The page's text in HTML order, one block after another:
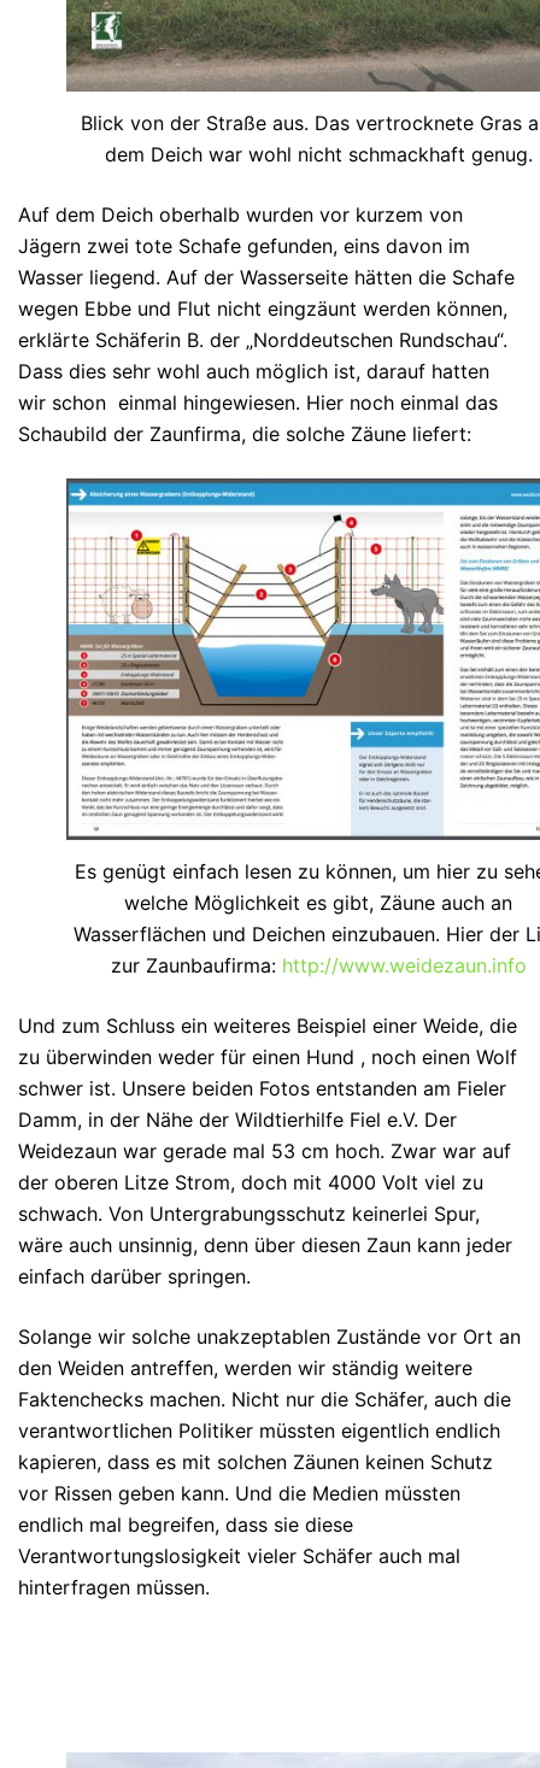
Blick von der Straße aus. Das vertrocknete Gras
dem Deich war wohl nicht schmackhaft genug.
Auf dem Deich oberhalb wurden vor kurzem von
Jägern zwei tote Schafe gefunden, eins davon im
Wasser liegend. Auf der Wasserseite hätten die Schafe
wegen Ebbe und Flut nicht eingzäunt werden können,
erklärte Schäferin B. der „Norddeutschen Rundschau“.
Dass dies sehr wohl auch möglich ist, darauf hatten
wir schon einmal hingewiesen. Hier noch einmal das
Schaubild der Zaunfirma, die solche Zäune liefert:
Es genügt einfach lesen zu können, um hier zu
welche Möglichkeit es gibt, Zäune auch an
Wasserflächen und Deichen einzubauen. Hier der
zur Zaunbaufirma: http://www.weidezaun.info
Und zum Schluss ein weiteres Beispiel einer Weide, die
zu überwinden weder für einen Hund , noch einen Wolf
schwer ist. Unsere beiden Fotos entstanden am Fieler
Damm, in der Nähe der Wildtierhilfe Fiel e.V. Der
Weidezaun war gerade mal 53 cm hoch. Zwar war auf
der oberen Litze Strom, doch mit 4000 Volt viel zu
schwach. Von Untergrabungsschutz keinerlei Spur,
wäre auch unsinnig, denn über diesen Zaun kann jeder
einfach darüber springen.
Solange wir solche unakzeptablen Zustände vor Ort an
den Weiden antreffen, werden wir ständig weitere
Faktenchecks machen. Nicht nur die Schäfer, auch die
verantwortlichen Politiker müssten eigentlich endlich
kapieren, dass es mit solchen Zäunen keinen Schutz
vor Rissen geben kann. Und die Medien müssten
endlich mal begreifen, dass sie diese
Verantwortungslosigkeit vieler Schäfer auch mal
hinterfragen müssen.